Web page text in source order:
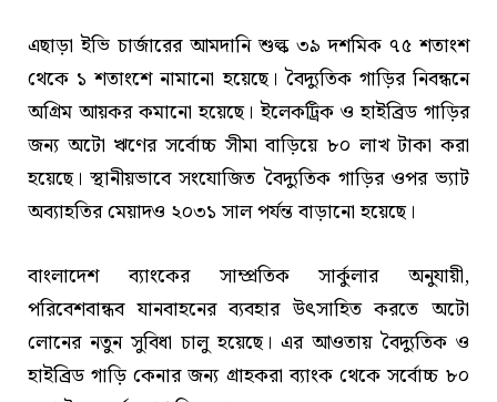
এছাড়া ইভি চার্জারের আমদানি শুল্ক ৩৯ দশমিক ৭৫ শতাংশ
থেকে ১ শতাংশে নামানো হয়েছে। বৈদ্যুতিক গাড়ির নিবন্ধনে
অগ্রিম আয়কর কমানো হয়েছে। ইলেকট্রিক ও হাইব্রিড গাড়ির
জন্য অটো ঋণের সর্বোচ্চ সীমা বাড়িয়ে ৮০ লাখ টাকা করা
হয়েছে। স্থানীয়ভাবে সংযোজিত বৈদ্যুতিক গাড়ির ওপর ভ্যাট
অব্যাহতির মেয়াদও ২০৩১ সাল পর্যন্ত বাড়ানো হয়েছে।
বাংলাদেশ ব্যাংকের সাম্প্রতিক সার্কুলার অনুযায়ী,
পরিবেশবান্ধব যানবাহনের ব্যবহার উৎসাহিত করতে অটো
লোনের নতুন সুবিধা চালু হয়েছে। এর আওতায় বৈদ্যুতিক ও
হাইব্রিড গাড়ি কেনার জন্য গ্রাহকরা ব্যাংক থেকে সর্বোচ্চ ৮০